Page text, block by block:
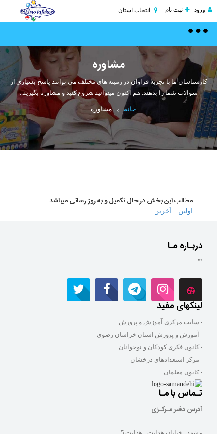
ورود ثبت نام انتخاب استان
Toggle
مشاوره
کارشناسان ما با تجربه فراوان در زمینه های مختلف می توانند پاسخ بسیاری از
سوالات شما را بدهند. هم اکنون میتوانید شروع کنید و مشاوره بگیرید..
خانه مشاوره
مطالب این بخش در حال تکمیل و به روز رسانی میباشد
اولین آخرین
دربـاره مـا
""
لینکهای مفید
- سایت مرکزی آموزش و پرورش
- آموزش و پرورش استان خراسان رضوی
- کانون فکری کودکان و نوجوانان
- مرکز استعدادهای درخشان
- کانون معلمان
تـماس با مـا
آدرس دفتر مـرکـزی
مشهد - خیابان هدایت - هدایت 5